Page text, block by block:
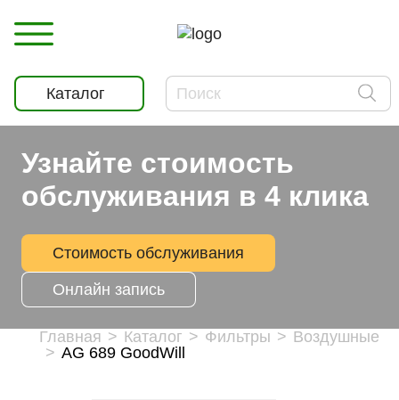
Каталог
Узнайте стоимость
обслуживания в 4 клика
Стоимость обслуживания
Онлайн запись
Главная Каталог Фильтры
Воздушные
AG 689 GoodWill